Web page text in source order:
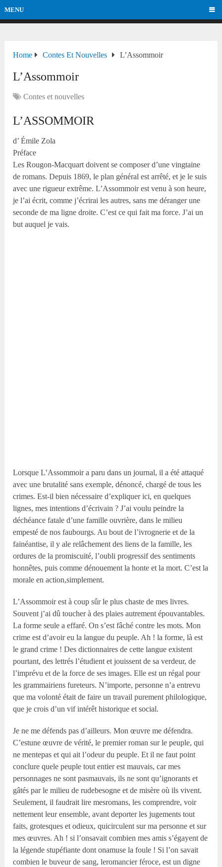
MENU
Home Contes Et Nouvelles L’Assommoir
L’Assommoir
Contes et nouvelles
L’ASSOMMOIR
d’ Émile Zola
Préface
Les Rougon-Macquart doivent se composer d’une vingtaine
de romans. Depuis 1869, le plan général est arrêté, et je le suis
avec une rigueur extrême. L’Assommoir est venu à son heure,
je l’ai écrit, comme j’écrirai les autres, sans me déranger une
seconde de ma ligne droite. C’est ce qui fait ma force. J’ai un
but auquel je vais.
Lorsque L’Assommoir a paru dans un journal, il a été attaqué
avec une brutalité sans exemple, dénoncé, chargé de tous les
crimes. Est-il bien nécessaire d’expliquer ici, en quelques
lignes, mes intentions d’écrivain ? J’ai voulu peindre la
déchéance fatale d’une famille ouvrière, dans le milieu
empesté de nos faubourgs. Au bout de l’ivrognerie et de la
fainéantise, il y ale relâchement des liens de la famille, les
ordures de la promiscuité, l’oubli progressif des sentiments
honnêtes, puis comme dénouement la honte et la mort. C’est la
morale en action,simplement.
L’Assommoir est à coup sûr le plus chaste de mes livres.
Souvent j’ai dû toucher à des plaies autrement épouvantables.
La forme seule a effaré. On s’est fâché contre les mots. Mon
crime est d’avoir eu la langue du peuple. Ah ! la forme, là est
le grand crime ! Des dictionnaires de cette langue existent
pourtant, des lettrés l’étudient et jouissent de sa verdeur, de
l’imprévu et de la force de ses images. Elle est un régal pour
les grammairiens fureteurs. N’importe, personne n’a entrevu
que ma volonté était de faire un travail purement philologique,
que je crois d’un vif intérêt historique et social.
Je ne me défends pas d’ailleurs. Mon œuvre me défendra.
C’estune œuvre de vérité, le premier roman sur le peuple, qui
ne mentepas et qui ait l’odeur du peuple. Et il ne faut point
conclure quele peuple tout entier est mauvais, car mes
personnages ne sont pasmauvais, ils ne sont qu’ignorants et
gâtés par le milieu de rudebesogne et de misère où ils vivent.
Seulement, il faudrait lire mesromans, les comprendre, voir
nettement leur ensemble, avant deporter les jugements tout
faits, grotesques et odieux, quicirculent sur ma personne et sur
mes œuvres. Ah ! si l’onsavait combien mes amis s’égayent de
la légende stupéfiante dont onamuse la foule ! Si l’on savait
combien le buveur de sang, leromancier féroce, est un digne